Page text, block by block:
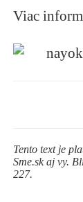
Viac
Tento text je
Sme.sk aj vy.
227.